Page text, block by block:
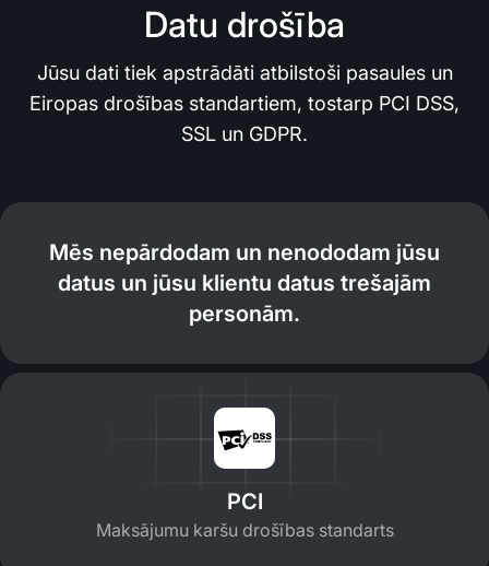
Datu drošība
Jūsu dati tiek apstrādāti atbilstoši pasaules un
Eiropas drošības standartiem, tostarp PCI DSS,
SSL un GDPR.
Mēs nepārdodam un nenododam jūsu
datus un jūsu klientu datus trešajām
personām.
PCI
Maksājumu karšu drošības standarts